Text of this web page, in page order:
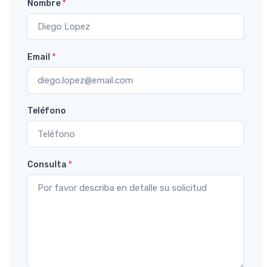
Nombre*
Email *
Teléfono
Consulta *